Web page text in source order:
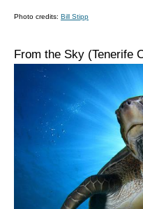
Photo credits: Bill Stipp
From the Sky (Tenerife